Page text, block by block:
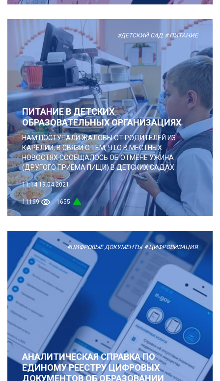
#ДЕТСКИЙ САД # ПИТАНИЕ
ПИТАНИЕ В ДЕТСКИХ
ОБРАЗОВАТЕЛЬНЫХ ОРГАНИЗАЦИЯХ
НАМ ПОСТУПАЛИ ЖАЛОБЫ ОТ РОДИТЕЛЕЙ ИЗ
КАРЕЛИИ, В СВЯЗИ С ТЕМ, ЧТО В МЕСТНЫХ
НОВОСТЯХ СООБЩАЛОСЬ ОБ ОТМЕНЕ УЖИНА
(ДРУГОГО ПРИЕМА ПИЩИ) В ДЕТСКИХ САДАХ.
11:14 19.04.2021
11199 1655
#ЦИФРОВЫЕ ДОКУМЕНТЫ # ЦИФРОВИЗАЦИЯ
АНАЛИТИЧЕСКАЯ СПРАВКА ПО
ЕДИНОМУ РЕЕСТРУ ЦИФРОВЫХ
ДОКУМЕНТОВ ОБ ОБРАЗОВАНИИ